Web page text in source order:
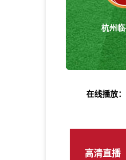
杭州
在线播放：
高清直播